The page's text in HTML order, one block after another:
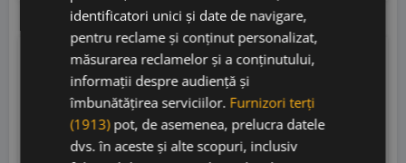
identificatori unici și date de navigare,
pentru reclame și conținut personalizat,
măsurarea reclamelor și a conținutului,
informații despre audiență și
îmbunătățirea serviciilor. Furnizori terți
(1913)pot, de asemenea, prelucra datele
dvs. în aceste și alte scopuri, inclusiv